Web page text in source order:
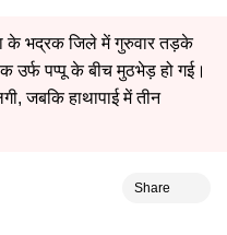
भद्रक जिले में गुरुवार तड़के
पप्पू के बीच मुठभेड़ हो गई।
जबकि हाथापाई में तीन
Share